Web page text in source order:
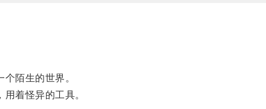
陌生的世界。
着怪异的工具。